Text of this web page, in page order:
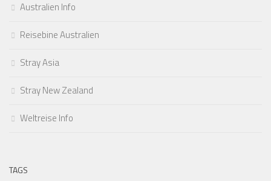
Australien Info
Reisebine Australien
Stray Asia
Stray New Zealand
Weltreise Info
TAGS